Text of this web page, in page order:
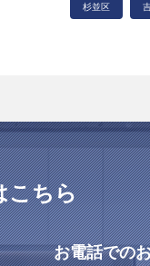
杉並区
こちら
お電話での